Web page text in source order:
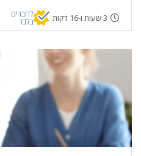
3 שעות ו-16 דקות לחברים
בלבד